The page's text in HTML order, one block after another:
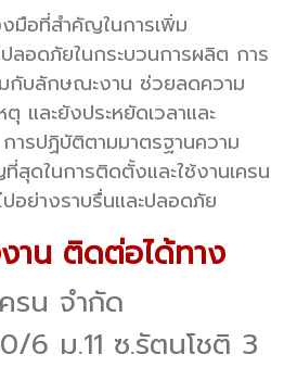
งมือที่สำคัญในการเพิ่ม
ลอดภัยในกระบวนการผลิต การ
มกับลักษณะงาน ช่วยลดความ
และยังประหยัดเวลาและ
ารปฏิบัติตามมาตรฐานความ
ดในการติดตั้งและใช้งานเครน
ปอย่างราบรื่นและปลอดภัย
งาน ติดต่อได้ทาง
รน จำกัด
6 ม.11 ซ.รัตนโชติ 3